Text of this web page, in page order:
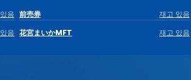
음 前売券
재고 있음
음 花宮まいかMFT 재고 있음